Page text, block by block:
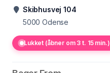
Skibhusvej 104
5000 Odense
Lukket (åbner om 3 t. 15 min.)